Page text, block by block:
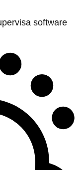
software